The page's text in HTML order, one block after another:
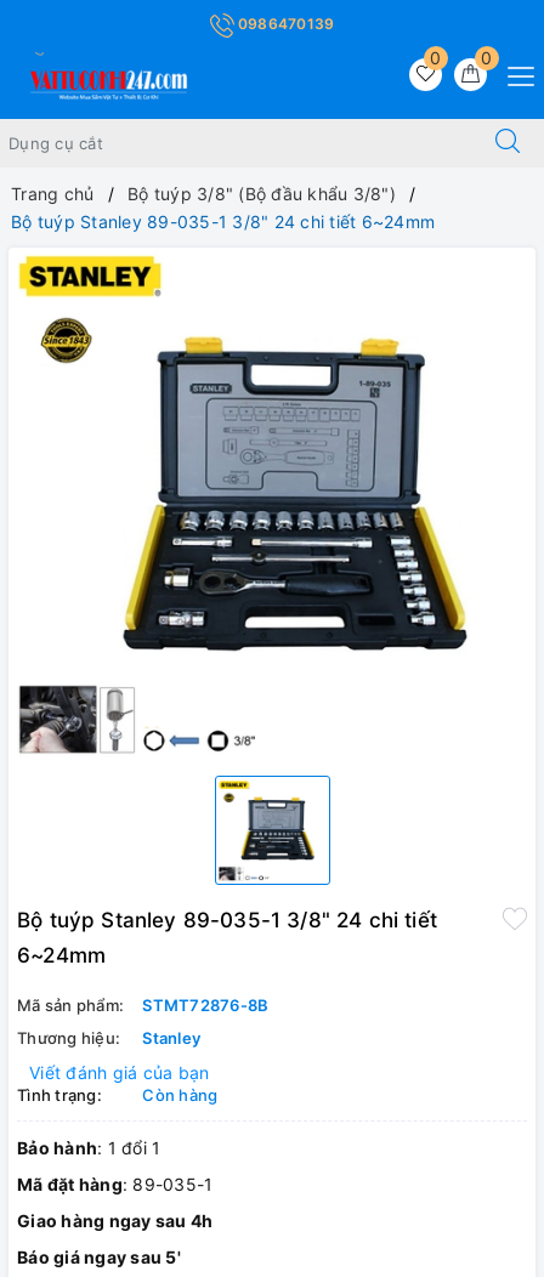
0986470139
0
0
Trang chủ
Bộ tuýp 3/8" (Bộ đầu khẩu 3/8")
Bộ tuýp Stanley 89-035-1 3/8" 24 chi tiết 6~24mm
Bộ tuýp Stanley 89-035-1 3/8" 24 chi tiết
6~24mm
Mã sản phẩm:
STMT72876-8B
Thương hiệu:
Stanley
Viết đánh giá của bạn
Tình trạng: Còn hàng
Bảo hành: 1 đổi 1
Mã đặt hàng: 89-035-1
Giao hàng ngay sau 4h
Báo giá ngay sau 5'